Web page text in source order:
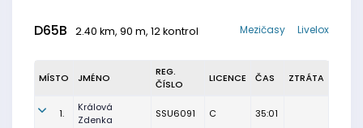
D65B 2.40 km, 90 m, 12 kontrol Livelox
Mezičasy
MÍSTO JMÉNO
REG.
ČÍSLO
LICENCE ČAS ZTRÁTA
1.
Králová
Zdenka
SSU6091 C 35:01